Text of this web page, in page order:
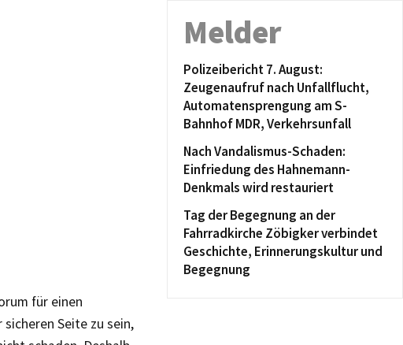
für einen
Seite zu sein,
Melder
Polizeibericht 7. August:
Zeugenaufruf nach Unfallflucht,
Automatensprengung am S-
Bahnhof MDR, Verkehrsunfall
Nach Vandalismus-Schaden:
Einfriedung des Hahnemann-
Denkmals wird restauriert
Tag der Begegnung an der
Fahrradkirche Zöbigker verbindet
Geschichte, Erinnerungskultur und
Begegnung